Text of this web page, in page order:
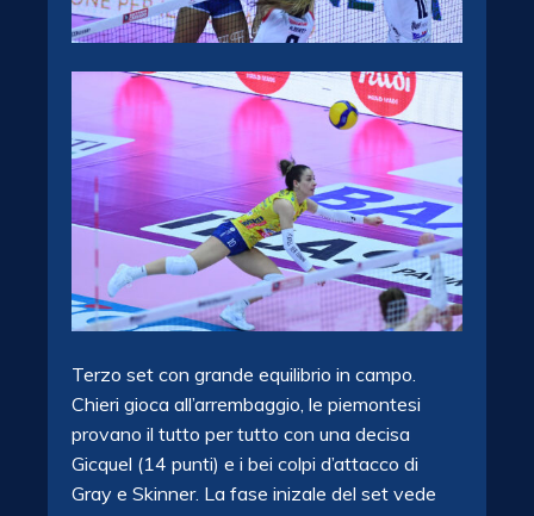
Terzo set con grande equilibrio in campo.
Chieri gioca all’arrembaggio, le piemontesi
provano il tutto per tutto con una decisa
Gicquel (14 punti) e i bei colpi d’attacco di
Gray e Skinner. La fase inizale del set vede